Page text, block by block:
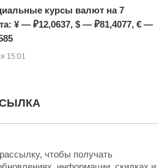
курсы валют на 7
¥ — ₽12,0637, $ — ₽81,4077, € —
15:01
чтобы получать